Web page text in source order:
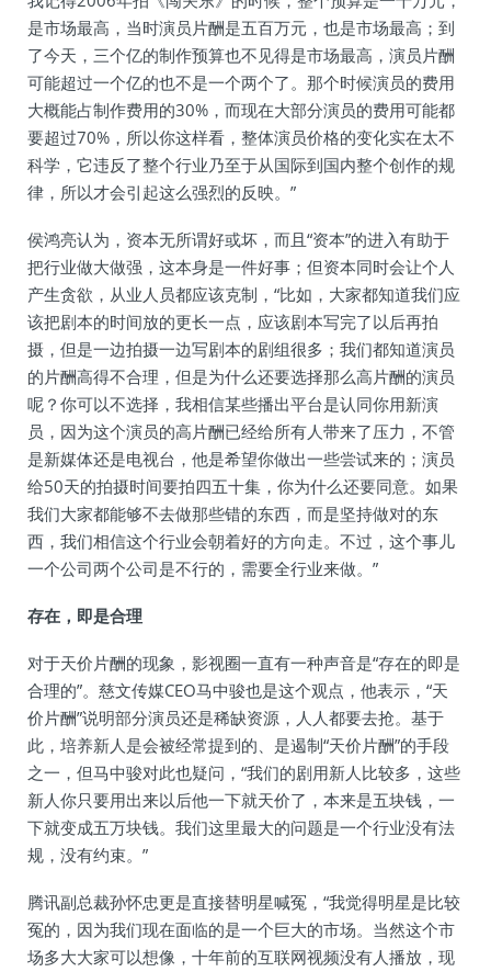
是市场最高，当时演员片酬是五百万元，也是市场最高；到
了今天，三个亿的制作预算也不见得是市场最高，演员片酬
可能超过一个亿的也不是一个两个了。那个时候演员的费用
大概能占制作费用的30%，而现在大部分演员的费用可能都
要超过70%，所以你这样看，整体演员价格的变化实在太不
科学，它违反了整个行业乃至于从国际到国内整个创作的规
律，所以才会引起这么强烈的反映。”
侯鸿亮认为，资本无所谓好或坏，而且“资本”的进入有助于
把行业做大做强，这本身是一件好事；但资本同时会让个人
产生贪欲，从业人员都应该克制，“比如，大家都知道我们应
该把剧本的时间放的更长一点，应该剧本写完了以后再拍
摄，但是一边拍摄一边写剧本的剧组很多；我们都知道演员
的片酬高得不合理，但是为什么还要选择那么高片酬的演员
呢？你可以不选择，我相信某些播出平台是认同你用新演
员，因为这个演员的高片酬已经给所有人带来了压力，不管
是新媒体还是电视台，他是希望你做出一些尝试来的；演员
给50天的拍摄时间要拍四五十集，你为什么还要同意。如果
我们大家都能够不去做那些错的东西，而是坚持做对的东
西，我们相信这个行业会朝着好的方向走。不过，这个事儿
一个公司两个公司是不行的，需要全行业来做。”
存在，即是合理
对于天价片酬的现象，影视圈一直有一种声音是“存在的即是
合理的”。慈文传媒CEO马中骏也是这个观点，他表示，“天
价片酬”说明部分演员还是稀缺资源，人人都要去抢。基于
此，培养新人是会被经常提到的、是遏制“天价片酬”的手段
之一，但马中骏对此也疑问，“我们的剧用新人比较多，这些
新人你只要用出来以后他一下就天价了，本来是五块钱，一
下就变成五万块钱。我们这里最大的问题是一个行业没有法
规，没有约束。”
腾讯副总裁孙怀忠更是直接替明星喊冤，“我觉得明星是比较
冤的，因为我们现在面临的是一个巨大的市场。当然这个市
场多大大家可以想像，十年前的互联网视频没有人播放，现